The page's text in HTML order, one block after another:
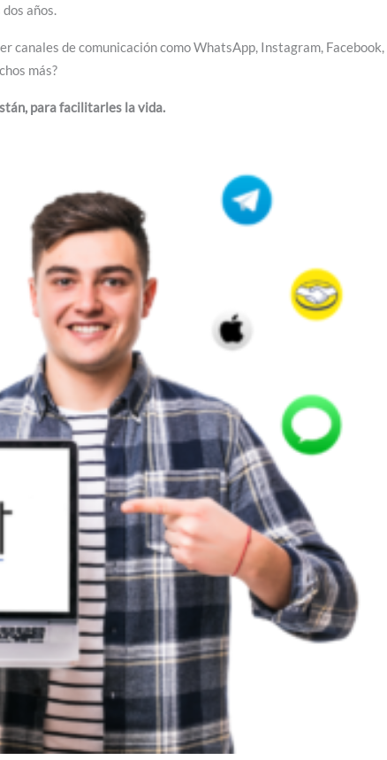
años.
canales de comunicación como WhatsApp, Instagram, Facebook,
más?
para facilitarles la vida.